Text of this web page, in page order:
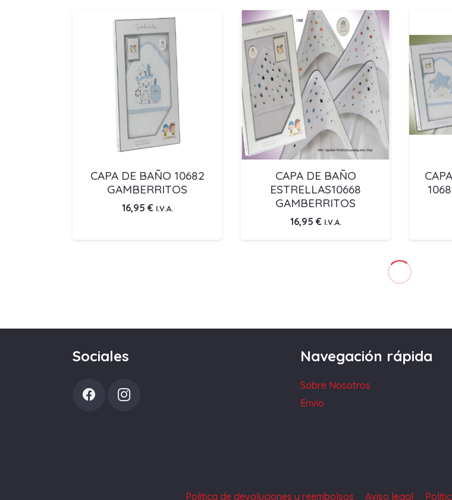
CAPA DE BAÑO 10682
GAMBERRITOS
16,95 € I.V.A.
CAPA DE BAÑO
ESTRELLAS10668
GAMBERRITOS
16,95 € I.V.A.
Sociales Navegación rápida
Sobre Nosotros
Envío
Política de devoluciones y reembolsos Aviso legal